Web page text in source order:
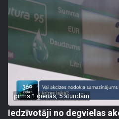
pirms 1 dienas, 5 stundām
Iedzīvotāji no degvielas